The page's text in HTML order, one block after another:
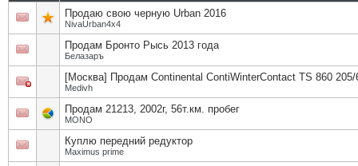
Продаю свою черную Urban 2016
NivaUrban4x4
Продам Бронто Рысь 2013 года
Белазаръ
[Москва] Продам Continental ContiWinterContact TS 860 205/
Medivh
Продам 21213, 2002г, 56т.км. пробег
MONO
Куплю передний редуктор
Maximus prime